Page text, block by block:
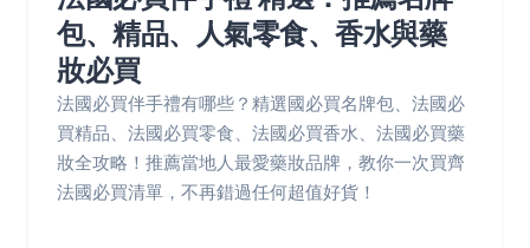
包、精品、人氣零食、香水與藥
妝必買
法國必買伴手禮有哪些？精選國必買名牌包、法國必
買精品、法國必買零食、法國必買香水、法國必買藥
妝全攻略！推薦當地人最愛藥妝品牌，教你一次買齊
法國必買清單，不再錯過任何超值好貨！